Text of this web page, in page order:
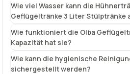
Wie viel Wasser kann die
Geflügeltränke 3 Liter Stülptränke
Wie funktioniert die Olba
Kapazität hat sie?
Wie kann die hygienische
sichergestellt werden?